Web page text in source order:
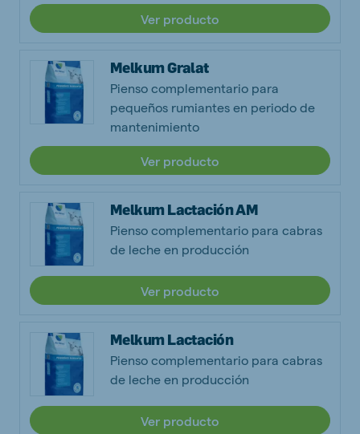
Ver producto
Melkum Gralat
Pienso complementario para
pequeños rumiantes en periodo de
mantenimiento
Ver producto
Melkum Lactación AM
Pienso complementario para cabras
de leche en producción
Ver producto
Melkum Lactación
Pienso complementario para cabras
de leche en producción
Ver producto